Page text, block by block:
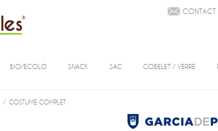
CONTACT
BIO/ECOLO SNACK SAC GOBELET / VERRE
/ COSTUME COMPLET